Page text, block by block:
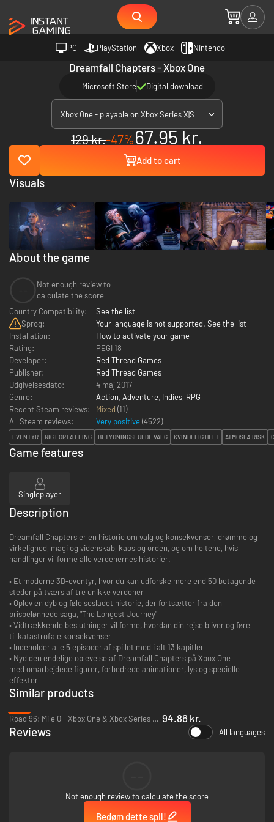
PC PlayStation Xbox Nintendo
Dreamfall Chapters - Xbox One
Microsoft Store Digital download
Xbox One - playable on Xbox Series X|S
129 kr.-47%67.95 kr.
Add to cart
About the game
Not enough review to
calculate the score
Country Compatibility:
See the list
Sprog:
Your language is not supported. See the list
Installation:
How to activate your game
Rating:
PEGI 18
Developer:
Red Thread Games
Publisher:
Red Thread Games
Udgivelsesdato:
4 maj 2017
Genre:
Action, Adventure, Indies, RPG
Recent Steam reviews:
Mixed (11)
All Steam reviews:
Very positive (4522)
EVENTYR RIG FORTÆLLING BETYDNINGSFULDE VALG KVINDELIG HELT ATMOSFÆRISK
Visuals
Game features
Singleplayer
Description
Dreamfall Chapters er en historie om valg og konsekvenser, drømme og
virkelighed, magi og videnskab, kaos og orden, og om heltene, hvis
handlinger vil forme alle verdenernes historier.
• Et moderne 3D-eventyr, hvor du kan udforske mere end 50 betagende
steder på tværs af tre unikke verdener
• Oplev en dyb og følelsesladet historie, der fortsætter fra den
prisbelønnede saga, "The Longest Journey"
• Vidtrækkende beslutninger vil forme, hvordan din rejse bliver og føre
til katastrofale konsekvenser
• Indeholder alle 5 episoder af spillet med i alt 13 kapitler
• Nyd den endelige oplevelse af Dreamfall Chapters på Xbox One
med omarbejdede figurer, forbedrede animationer, lys og specielle
effekter
Similar products
Road 96: Mile 0 - Xbox One & Xbox Series X|S 94.86 kr.
Reviews All languages
Not enough review to calculate the score
Bedøm dette spil!